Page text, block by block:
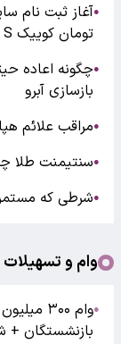
●
تومان کوییک S بخرید + لینک
●چگونه اعاده
بازسازی آبرو
●مراقب علائم
●سنتیمنت طلا
●شرطی که
وام و تسهیلات
●
وام ۳۰۰
بازنشستگان +